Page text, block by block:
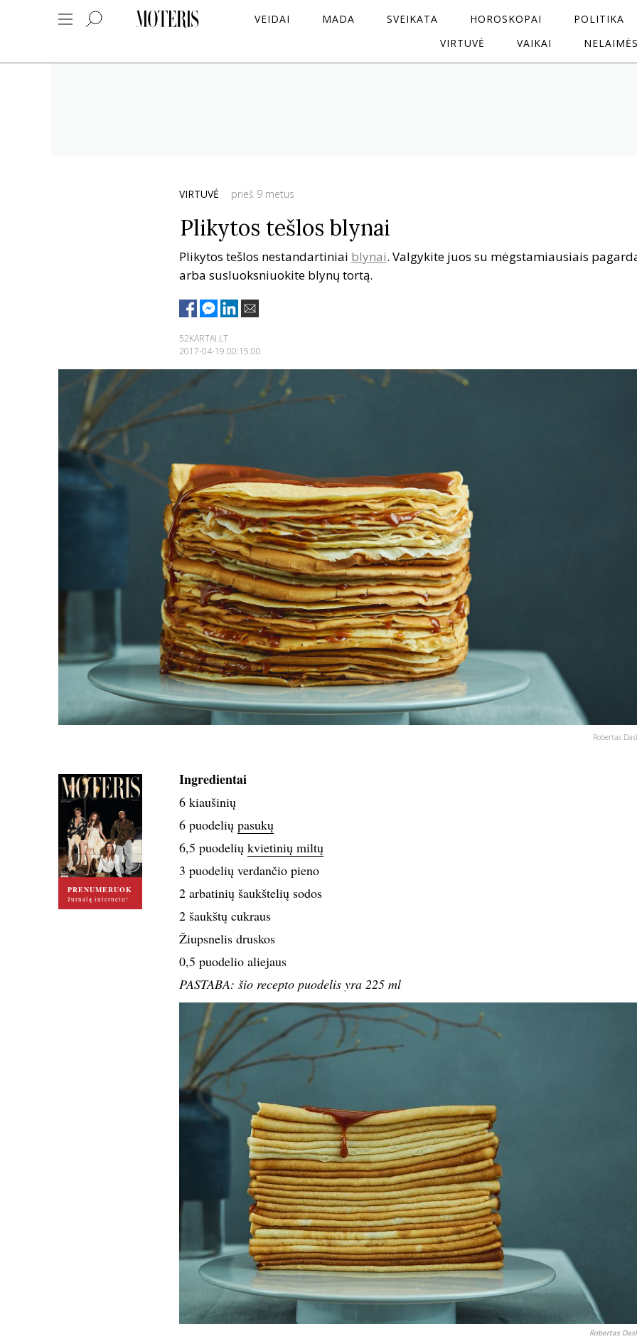
VEIDAI MADA SVEIKATA HOROSKOPAI POLITIKA
VIRTUVĖ
VAIKAI NELAIMĖS
VIRTUVĖ prieš 9 metus
Plikytos tešlos blynai
Plikytos tešlos nestandartiniai blynai. Valgykite juos su mėgstamiausiais
arba susluoksniuokite blynų tortą.
52KARTAI.LT
2017-04-19 00:15:00
Robertas
PRENUMERUOK
žurnalą internetu!
Ingredientai
6 kiaušinių
6 puodelių pasukų
6,5 puodelių kvietinių miltų
3 puodelių verdančio pieno
2 arbatinių šaukštelių sodos
2 šaukštų cukraus
Žiupsnelis druskos
0,5 puodelio aliejaus
PASTABA: šio recepto puodelis yra 225 ml
Robertas